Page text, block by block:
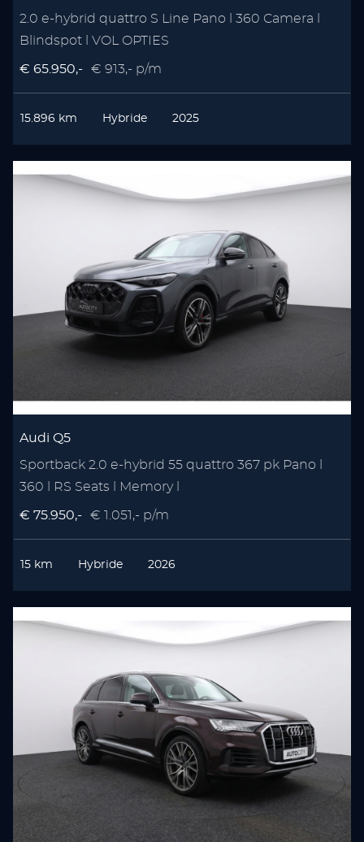
2.0 e-hybrid quattro S Line Pano l 360 Camera l
Blindspot l VOL OPTIES
€ 65.950,- € 913,- p/m
15.896 km Hybride 2025
Audi Q5
Sportback 2.0 e-hybrid 55 quattro 367 pk Pano l
360 l RS Seats l Memory l
€ 75.950,- € 1.051,- p/m
15 km Hybride 2026